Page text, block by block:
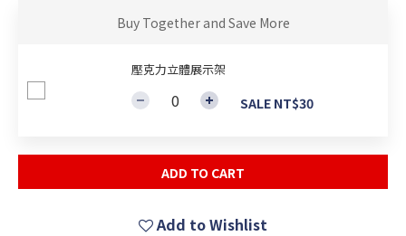
Buy Together and Save More
壓克力立體展示架
SALE NT$30
ADD TO CART
Add to Wishlist